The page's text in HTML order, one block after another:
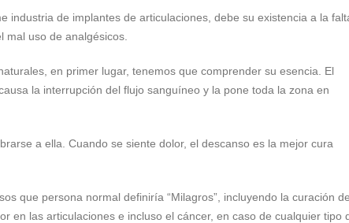
industria de implantes de articulaciones, debe su existencia a la
mal uso de analgésicos.
en primer lugar, tenemos que comprender su esencia. El
la interrupción del flujo sanguíneo y la pone toda la zona en
a ella. Cuando se siente dolor, el descanso es la mejor cura
que persona normal definiría “Milagros”, incluyendo la curación
en las articulaciones e incluso el cáncer, en caso de cualquier tipo